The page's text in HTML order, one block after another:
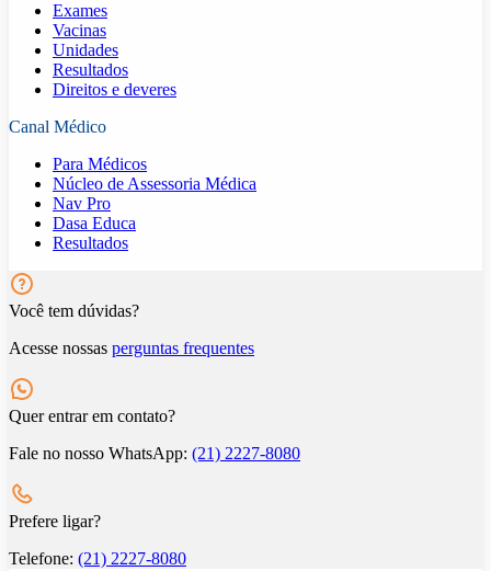
Exames
Vacinas
Unidades
Resultados
Direitos e deveres
Canal Médico
Para Médicos
Núcleo de Assessoria Médica
Nav Pro
Dasa Educa
Resultados
Você tem dúvidas?
Acesse nossas perguntas frequentes
Quer entrar em contato?
Fale no nosso WhatsApp: (21) 2227-8080
Prefere ligar?
Telefone: (21) 2227-8080